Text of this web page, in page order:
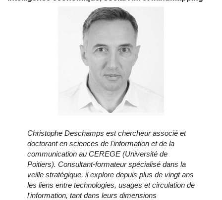
Christophe Deschamps est chercheur associé et
doctorant en sciences de l'information et de la
communication au CEREGE (Université de
Poitiers). Consultant-formateur spécialisé dans la
veille stratégique, il explore depuis plus de vingt ans
les liens entre technologies, usages et circulation de
l'information, tant dans leurs dimensions